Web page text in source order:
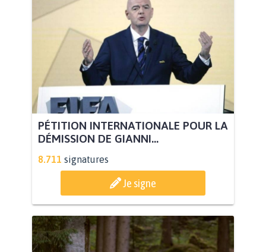
PÉTITION INTERNATIONALE POUR LA
DÉMISSION DE GIANNI...
8.711 signatures
Je signe